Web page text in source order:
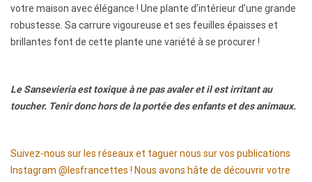
votre maison avec élégance ! Une plante d’intérieur d’une grande
robustesse. Sa carrure vigoureuse et ses feuilles épaisses et
brillantes font de cette plante une variété à se procurer !
Le Sansevieria est toxique à ne pas avaler et il est irritant au
toucher. Tenir donc hors de la portée des enfants et des animaux.
Suivez-nous sur les réseaux et taguer nous sur vos publications
Instagram @lesfrancettes ! Nous avons hâte de découvrir votre